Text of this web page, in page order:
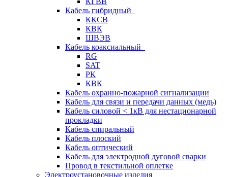
Кабель гибридный
ККСВ
КВК
ШВЭВ
Кабель коаксиальный
RG
SAT
РК
КВК
Кабель охранно-пожарной сигнализации
Кабель для связи и передачи данных (медь)
Кабель силовой < 1кВ для нестационарной
прокладки
Кабель спиральный
Кабель плоский
Кабель оптический
Кабель для электродной дуговой сварки
Провод в текстильной оплетке
Электроустановочные изделия